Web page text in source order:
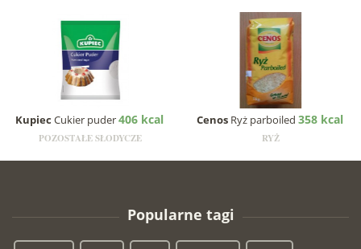
Kupiec Cukier puder406 kcal
POZOSTAŁE SŁODYCZE
CenosRyż parboiled 358 kcal
RYŻ
Popularne tagi